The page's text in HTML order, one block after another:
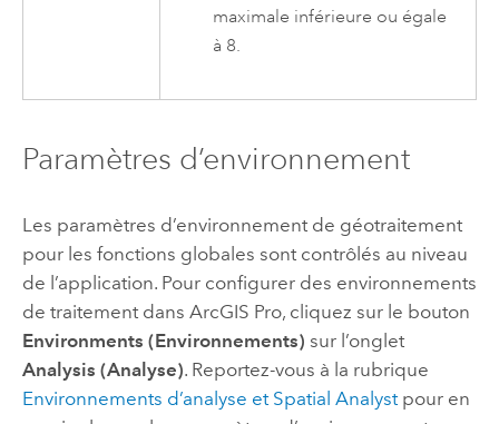
maximale inférieure ou égale
à 8.
Paramètres d’environnement
Les paramètres d’environnement de géotraitement
pour les fonctions globales sont contrôlés au niveau
de l’application. Pour configurer des environnements
de traitement dans ArcGIS Pro, cliquez sur le bouton
Environments (Environnements) sur l’onglet
Analysis (Analyse). Reportez-vous à la rubrique
Environnements d’analyse et Spatial Analystpour en